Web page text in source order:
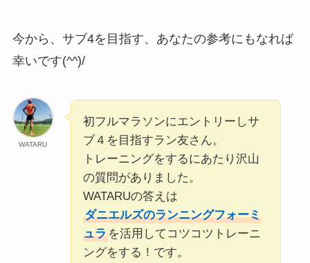
今から、サブ4を目指す、あなたの参考にもなれば
幸いです(^^)/
WATARU
初フルマラソンにエントリーしサ
ブ４を目指すラン友さん。
トレーニングをするにあたり沢山
の質問がありました。
WATARUの答えは
ダニエルズのランニングフォーミ
ュラを活用してコツコツトレーニ
ングをする！です。